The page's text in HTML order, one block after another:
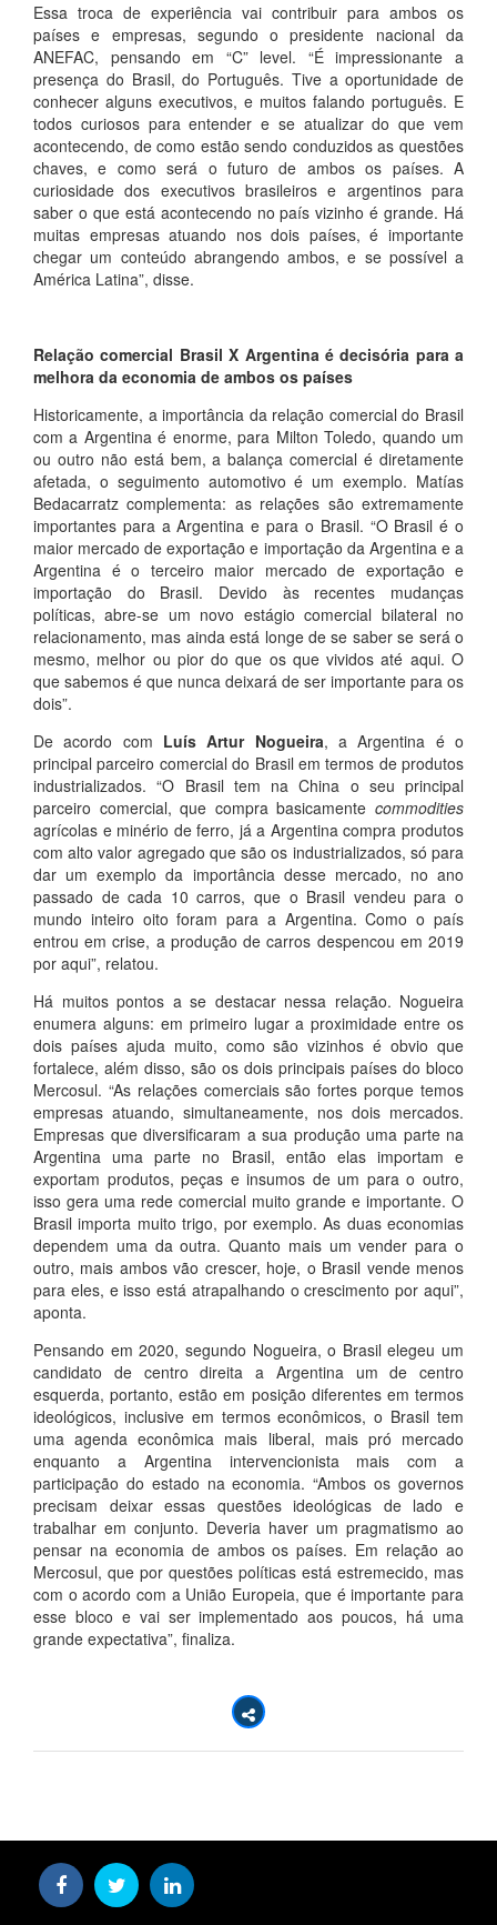
Essa troca de experiência vai contribuir para ambos os
países e empresas, segundo o presidente nacional da
ANEFAC, pensando em “C” level. “É impressionante a
presença do Brasil, do Português. Tive a oportunidade de
conhecer alguns executivos, e muitos falando português. E
todos curiosos para entender e se atualizar do que vem
acontecendo, de como estão sendo conduzidos as questões
chaves, e como será o futuro de ambos os países. A
curiosidade dos executivos brasileiros e argentinos para
saber o que está acontecendo no país vizinho é grande. Há
muitas empresas atuando nos dois países, é importante
chegar um conteúdo abrangendo ambos, e se possível a
América Latina”, disse.
Relação comercial Brasil X Argentina é decisória para a
melhora da economia de ambos os países
Historicamente, a importância da relação comercial do Brasil
com a Argentina é enorme, para Milton Toledo, quando um
ou outro não está bem, a balança comercial é diretamente
afetada, o seguimento automotivo é um exemplo. Matías
Bedacarratz complementa: as relações são extremamente
importantes para a Argentina e para o Brasil. “O Brasil é o
maior mercado de exportação e importação da Argentina e a
Argentina é o terceiro maior mercado de exportação e
importação do Brasil. Devido às recentes mudanças
políticas, abre-se um novo estágio comercial bilateral no
relacionamento, mas ainda está longe de se saber se será o
mesmo, melhor ou pior do que os que vividos até aqui. O
que sabemos é que nunca deixará de ser importante para os
dois”.
De acordo com Luís Artur Nogueira, a Argentina é o
principal parceiro comercial do Brasil em termos de produtos
industrializados. “O Brasil tem na China o seu principal
parceiro comercial, que compra basicamente commodities
agrícolas e minério de ferro, já a Argentina compra produtos
com alto valor agregado que são os industrializados, só para
dar um exemplo da importância desse mercado, no ano
passado de cada 10 carros, que o Brasil vendeu para o
mundo inteiro oito foram para a Argentina. Como o país
entrou em crise, a produção de carros despencou em 2019
por aqui”, relatou.
Há muitos pontos a se destacar nessa relação. Nogueira
enumera alguns: em primeiro lugar a proximidade entre os
dois países ajuda muito, como são vizinhos é obvio que
fortalece, além disso, são os dois principais países do bloco
Mercosul. “As relações comerciais são fortes porque temos
empresas atuando, simultaneamente, nos dois mercados.
Empresas que diversificaram a sua produção uma parte na
Argentina uma parte no Brasil, então elas importam e
exportam produtos, peças e insumos de um para o outro,
isso gera uma rede comercial muito grande e importante. O
Brasil importa muito trigo, por exemplo. As duas economias
dependem uma da outra. Quanto mais um vender para o
outro, mais ambos vão crescer, hoje, o Brasil vende menos
para eles, e isso está atrapalhando o crescimento por aqui”,
aponta.
Pensando em 2020, segundo Nogueira, o Brasil elegeu um
candidato de centro direita a Argentina um de centro
esquerda, portanto, estão em posição diferentes em termos
ideológicos, inclusive em termos econômicos, o Brasil tem
uma agenda econômica mais liberal, mais pró mercado
enquanto a Argentina intervencionista mais com a
participação do estado na economia. “Ambos os governos
precisam deixar essas questões ideológicas de lado e
trabalhar em conjunto. Deveria haver um pragmatismo ao
pensar na economia de ambos os países. Em relação ao
Mercosul, que por questões políticas está estremecido, mas
com o acordo com a União Europeia, que é importante para
esse bloco e vai ser implementado aos poucos, há uma
grande expectativa”, finaliza.